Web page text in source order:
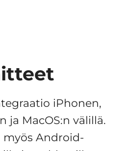
iPhonen,
ja MacOS:n välillä.
myös Android-